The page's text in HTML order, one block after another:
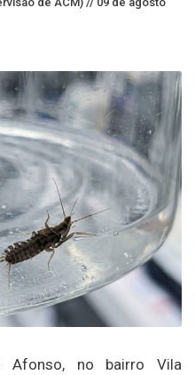
Afonso, no bairro Vila